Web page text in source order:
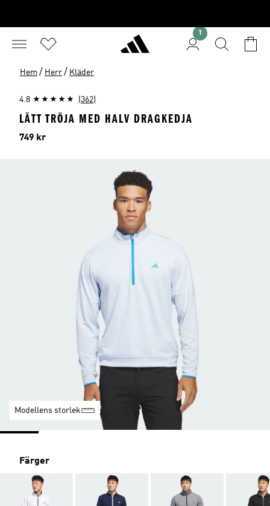
1
Hem / Herr / Kläder
4.8 (362)
LÄTT TRÖJA MED HALV DRAGKEDJA
Pris
749 kr
Modellens storlek
Färger